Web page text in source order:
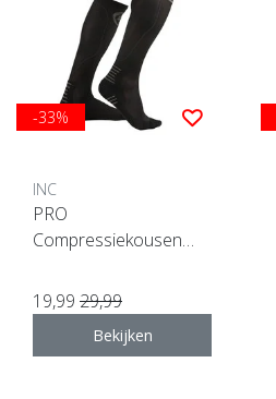
-33%
INC
PRO
Compressiekousen
19,99 29,99
Bekijken